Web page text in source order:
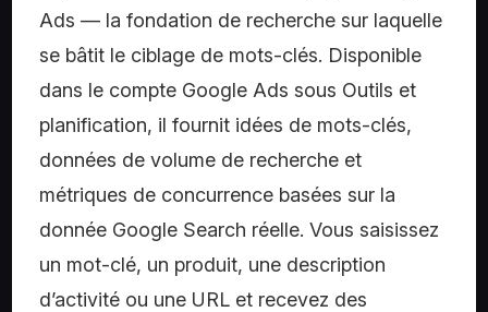
Ads — la fondation de recherche sur laquelle
se bâtit le ciblage de mots-clés. Disponible
dans le compte Google Ads sous Outils et
planification, il fournit idées de mots-clés,
données de volume de recherche et
métriques de concurrence basées sur la
donnée Google Search réelle. Vous saisissez
un mot-clé, un produit, une description
d’activité ou une URL et recevez des